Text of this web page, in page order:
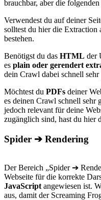
brauchbar, aber die
Verwendest du auf deiner
solltest du hier die Extraction
bestehen.
Benötigst du das HTML der
es plain oder gerendert
dein Crawl dabei schnell
Möchtest du PDFs deiner
es deinen Crawl schnell sehr
jedoch relevant für deine
zugänglich sind, hast du hier
Spider ➔ Rendering
Der Bereich „Spider ➔
Webseite für die korrekte
JavaScript angewiesen ist.
aus, damit der Screaming